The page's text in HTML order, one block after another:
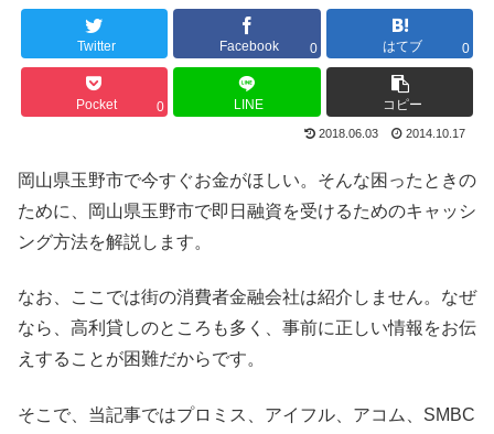
Twitter Facebook 0 はてブ 0
Pocket 0 LINE コピー
2018.06.03 2014.10.17
岡山県玉野市で今すぐお金がほしい。そんな困ったときの
ために、岡山県玉野市で即日融資を受けるためのキャッシ
ング方法を解説します。
なお、ここでは街の消費者金融会社は紹介しません。なぜ
なら、高利貸しのところも多く、事前に正しい情報をお伝
えすることが困難だからです。
そこで、当記事ではプロミス、アイフル、アコム、SMBC